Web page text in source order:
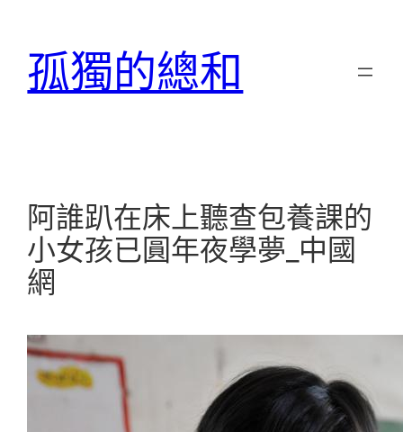
孤獨的總和
阿誰趴在床上聽查包養課的
小女孩已圓年夜學夢_中國
網